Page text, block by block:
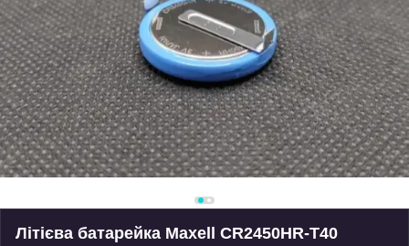
Літієва батарейка Maxell CR2450HR-T40